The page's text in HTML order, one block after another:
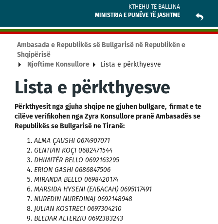
KTHEHU TE BALLINA
MINISTRIA E PUNËVE TË JASHTME
Ambasada e Republikës së Bullgarisë në Republikën e
Shqipërisë
Njoftime Konsullore
Lista e përkthyesve
Lista e përkthyesve
Përkthyesit nga gjuha shqipe ne gjuhen bullgare, firmat e te
cilëve verifikohen nga Zyra Konsullore pranë Ambasadës se
Republikës se Bullgarisë ne Tiranë:
ALMA ÇAUSHI 0674907071
GENTIAN KOÇI 0682471544
DHIMITËR BELLO 0692163295
ERION GASHI 0686847506
MIRANDA BELLO 0698420174
MАRSIDA HYSENI (ЕЛБАСАН) 0695117491
NUREDIN NUREDINAJ 0692148948
JULIAN KOSTRECI 0697304210
BLEDAR ALTERZIU 0692383243